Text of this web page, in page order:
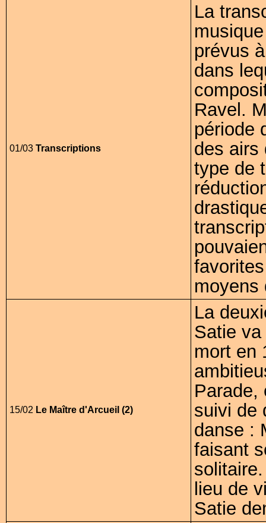
01/03 Transcriptions
La
prévus
dans
Ravel.
période
des airs
type de
moyens
15/02 Le Maître d'Arcueil (2)
La
Satie
mort en
Parade,
suivi de
danse :
faisant
lieu de
Satie